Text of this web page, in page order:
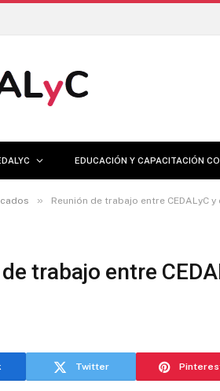
EDUCACIÓN Y CAPACITACIÓN
» Reunión de trabajo entre CEDALyC
trabajo entre
Twitter